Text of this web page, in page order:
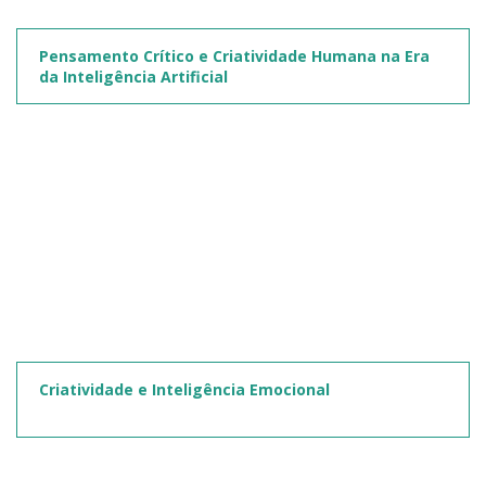
Pensamento Crítico e Criatividade Humana na Era
da Inteligência Artificial
Criatividade e Inteligência Emocional